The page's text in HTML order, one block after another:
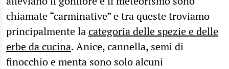
chiamate “carminative” e tra queste troviamo
principalmente lacategoria delle spezie e delle
erbe da cucina. Anice, cannella, semi di
finocchio e menta sono solo alcuni